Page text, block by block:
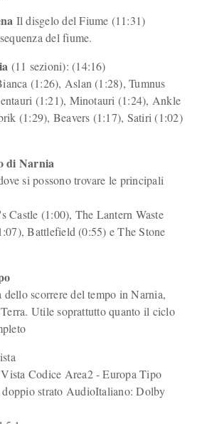
Il disgelo del Fiume (11:31)
del fiume.
(11 sezioni): (14:16)
(1:26), Aslan (1:28), Tumnus
(1:21), Minotauri (1:24), Ankle
(1:29), Beavers (1:17), Satiri (1:02)
di Narnia
si possono trovare le principali
Castle (1:00), The Lantern Waste
Battlefield (0:55) e The Stone
dello scorrere del tempo in Narnia,
Utile soprattutto quanto il ciclo
Codice Area2 - Europa Tipo
strato AudioItaliano: Dolby